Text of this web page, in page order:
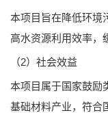
本项目旨在降低环境
高水资源利用效率，
（2）社会效益
本项目属于国家鼓励
基础材料产业，符合